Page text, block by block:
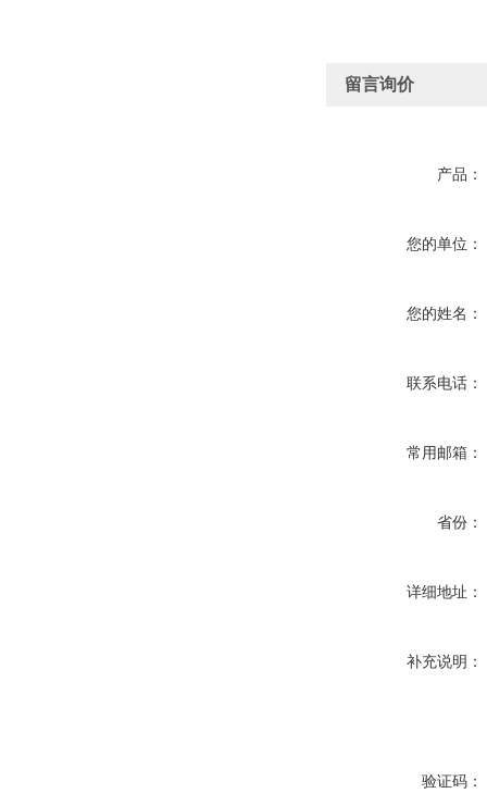
留言询价
产品：
您的单位：
您的姓名：
联系电话：
常用邮箱：
省份：
详细地址：
补充说明：
验证码：